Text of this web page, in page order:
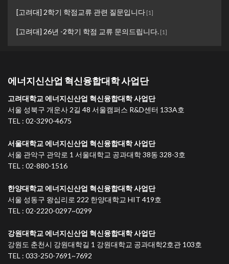
[고려대] 2학기 학점교류 관련 질문입니다 [1]
[고려대] 26년 -2학기 학점 교류 문의드립니다. [1]
에너지신산업 혁신융합대학 사업단
고려대학교 에너지신산업 혁신융합대학 사업단
서울 성북구 개운사 2길 48 서울캠퍼스 R&D센터 133A호
TEL : 02-3290-4675
서울대학교 에너지신산업 혁신융합대학 사업단
서울 관악구 관악로 1 서울대학교 공과대학 38동 328-3호
TEL : 02-880-1516
한양대학교 에너지신산업 혁신융합대학 사업단
서울 성동구 왕십리로 222 한양대학교 HIT 419호
TEL : 02-2220-0297~0299
강원대학교 에너지신산업 혁신융합대학 사업단
강원도 춘천시 강원대학길 1 강원대학교 공과대학2호관 103호
TEL : 033-250-7691~7692